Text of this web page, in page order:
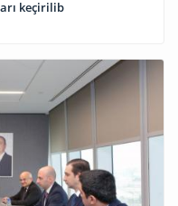
keçirilib